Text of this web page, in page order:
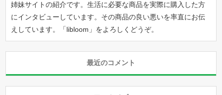
姉妹サイトの紹介です。生活に必要な商品を実際に購入した方
にインタビューしています。その商品の良い悪いを率直にお伝
えしています。「libloom 」をよろしくどうぞ。
最近のコメント